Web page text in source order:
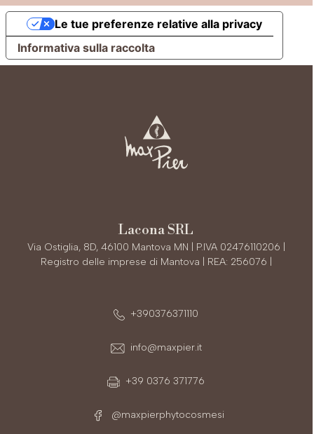
Informativa sulla raccolta
Le tue preferenze relative alla privacy
Lacona SRL
Via Ostiglia, 8D, 46100 Mantova MN | P.IVA 02476110206 |
Registro delle imprese di Mantova | REA: 256076 |
+390376371110
info@maxpier.it
+39 0376 371776
@maxpierphytocosmesi